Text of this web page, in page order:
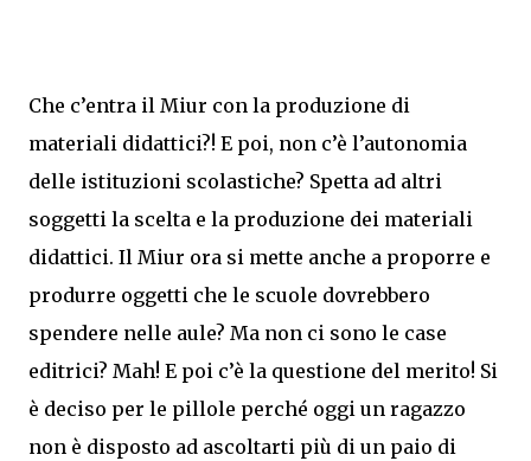
Che c’entra il Miur con la produzione di
materiali didattici?! E poi, non c’è l’autonomia
delle istituzioni scolastiche? Spetta ad altri
soggetti la scelta e la produzione dei materiali
didattici. Il Miur ora si mette anche a proporre e
produrre oggetti che le scuole dovrebbero
spendere nelle aule? Ma non ci sono le case
editrici? Mah! E poi c’è la questione del merito! Si
è deciso per le pillole perché oggi un ragazzo
non è disposto ad ascoltarti più di un paio di